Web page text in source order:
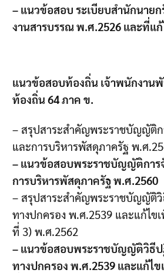
– แนวข้อสอบ ระเบียบสำนักนาย
งานสารบรรณ พ.ศ.2526 และที่แ
แนวข้อสอบท้องถิ่น เจ้าพนักงาน
ท้องถิ่น 64 ภาค ข.
– สรุปสาระสำคัญพระราชบัญญัติก
และการบริหารพัสดุภาครัฐ พ.ศ
– แนวข้อสอบพระราชบัญญัติการ
การบริหารพัสดุภาครัฐ พ.ศ.2560
– สรุปสาระสำคัญพระราชบัญญัติ
ทางปกครอง พ.ศ.2539 และแก้ไข
ที่ 3) พ.ศ.2562
– แนวข้อสอบพระราชบัญญัติวิธีป
ทางปกครอง พ.ศ.2539 และแก้ไ